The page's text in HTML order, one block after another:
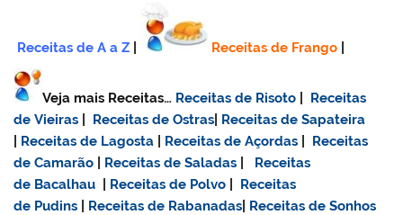
Receitas de A a Z Receitas de Frango
Veja mais Receitas… Receitas de Risoto
Receitas
de Vieiras
Receitas de Ostras Receitas de Sapateira
Receitas de Lagosta Receitas de Açordas
Receitas
de Camarão
Receitas de Saladas
Receitas
de Bacalhau
Receitas de Polvo
Receitas
de Pudins
Receitas de Rabanadas Receitas de Sonhos